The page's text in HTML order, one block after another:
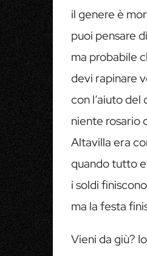
il genere è
puoi pensare
ma probabile
devi rapinare
con l’aiuto del
niente rosario
Altavilla era
quando tutto
i soldi
ma la festa
Vieni da giù?